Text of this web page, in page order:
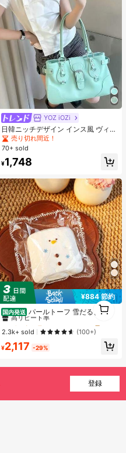
YOZ iOZi
日韓ニッチデザイン インス風 ヴィン
テージ レトロ オートバイ柄 アンダ
ーアームバッグ ファッション 多用途
大容量 通勤 お出かけ デイリー ショ
ッピング ヴィンテージショルダーバ
ッグ
売り切れ間近！
70+ sold
¥1,748
¥884 節約
国内発送 パールトーフ 雪だるまスク
イーズ スフレ 水感スクイーズ ペン
ダントストレス解消玩具 すくいーず
おもちゃ 押して抑えつつあった感情
を解放 めろじょいスクイーズ、スク
イーズ>ミ ズ カン スクイ ー、 水系
んすくいーず、 スクイーズ>カピバ
ラ、 誕生日、 スクイーズ水感、 す
いかんすくいーず、高品質 すくいー
#4 ベストセラー
に シリコーン 子供用フィジェットトイ
高リピート率
#4 ベストセラー
高リピート率
#4 ベストセラー
高リピート率
#4 ベストセラー
に シリコーン 子供用フィジェットトイ
高リピート率
2.3k+ sold (100+)
¥2,117 -29%
1
登録